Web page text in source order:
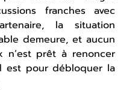
franches avec
la situation
demeure, et aucun
n’est prêt à renoncer
est pour débloquer la